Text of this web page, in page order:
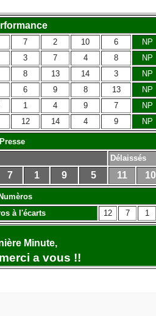
7 2 10 6 NP
3 7 4 8 NP
8 13 14 3 NP
6 9 8 13 NP
1 4 9 7 NP
12 14 4 9 NP
Délaissés
7 1 9 5 11 10
à l'écarts 12 7 1
Minute,
merci a vous !!